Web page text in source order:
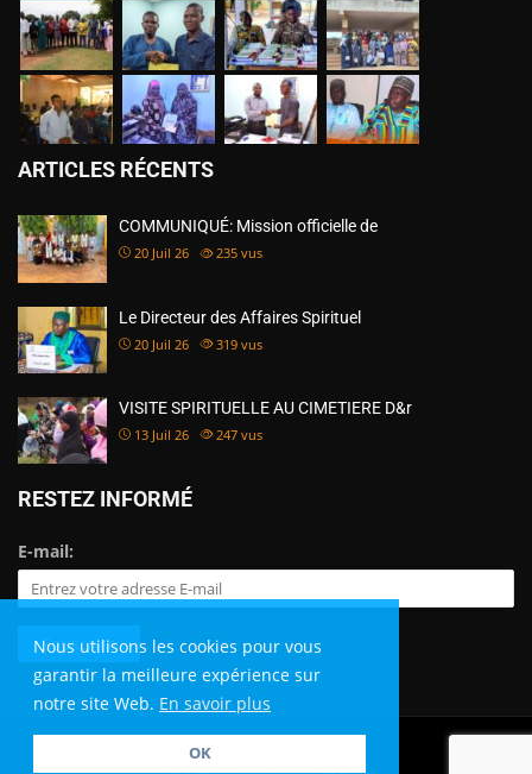
Nous utilisons les cookies pour vous
garantir la meilleure expérience sur
notre site Web. En savoir plus
OK
ARTICLES RÉCENTS
COMMUNIQUÉ: Mission officielle de
20 Juil 26 235 vus
Le Directeur des Affaires Spirituel
20 Juil 26 319 vus
VISITE SPIRITUELLE AU CIMETIERE D&r
13 Juil 26 247 vus
RESTEZ INFORMÉ
E-mail: